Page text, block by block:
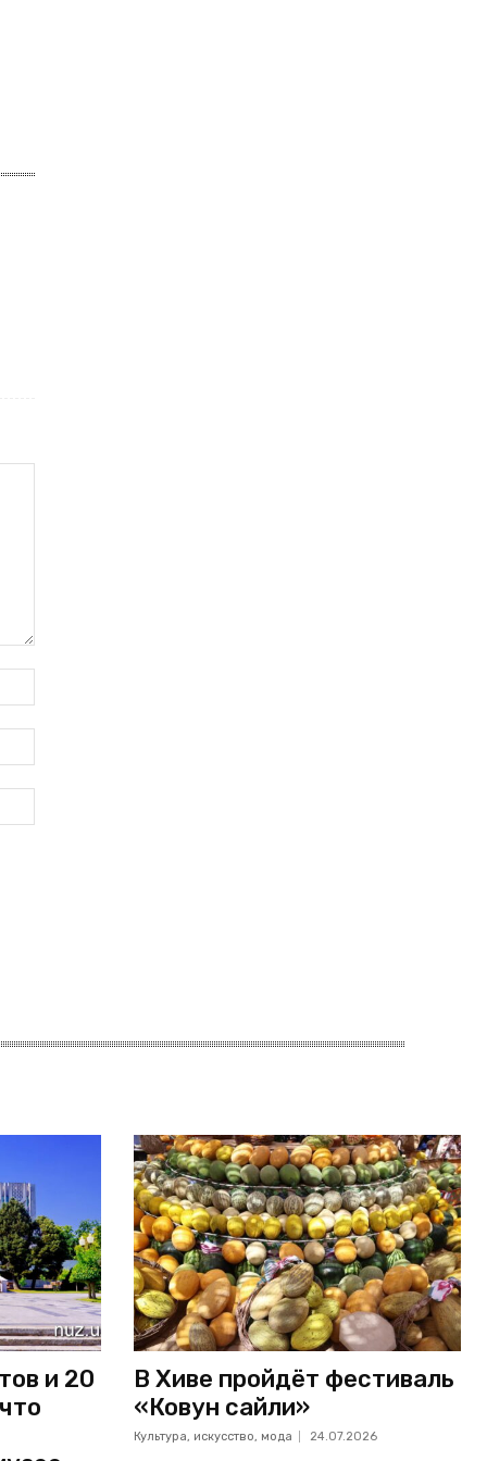
почта:*
Сайт:
и 20
В Хиве пройдёт фестиваль
«Ковун сайли»
Культура, искусство, мода 24.07.2026